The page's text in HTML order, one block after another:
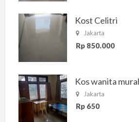
Kost Celitri
Jakarta
Rp 850.000
Jakarta
Rp 650